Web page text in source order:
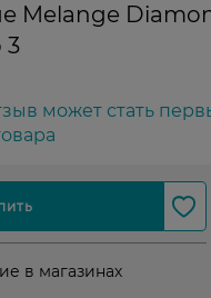
Melange
3
может стать
в магазинах